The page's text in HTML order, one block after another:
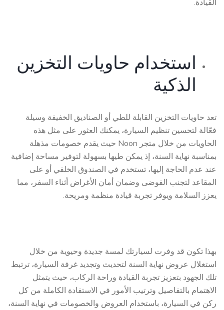
استخدام حاويات التخزين
الذكية
تعد حاويات التخزين القابلة للطي أو الصناديق الخفيفة وسيلة
فعّالة لتحسين تنظيم السيارة، يمكنك العثور على مثل هذه
الحاويات من خلال متجر Noon حيث يقدم خصومات مذهلة
بمناسبة نهاية السنة، إذ يمكن طيها بسهولة لتوفير مساحة إضافية
عند عدم الحاجة إليها، تستخدم في الصندوق الخلفي أو على
المقاعد لتجنب الفوضى وضمان أمان الأغراض أثناء السفر، مما
يعزز السلامة ويوفر تجربة قيادة منظمة ومريحة.
بهذا تكون قد وفرت لسيارتك لمسة جديدة وحيوية من خلال
استغلال عروض نهاية السنة لتحديث وتجديد غرفة السيارة، ترتبط
تلك الجهود بتعزيز تجربة القيادة وراحة الركاب، حيث يتمثل
الاهتمام بالتفاصيل وترتيب الأمور في الاستفادة الكاملة من كل
ركن في السيارة، باستخدام العروض والخصومات في نهاية السنة،